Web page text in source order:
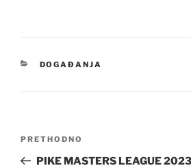
KATEGORIJE
DOGAĐANJA
Prethodna
objava
PRETHODNO
PIKE MASTERS LEAGUE 2023